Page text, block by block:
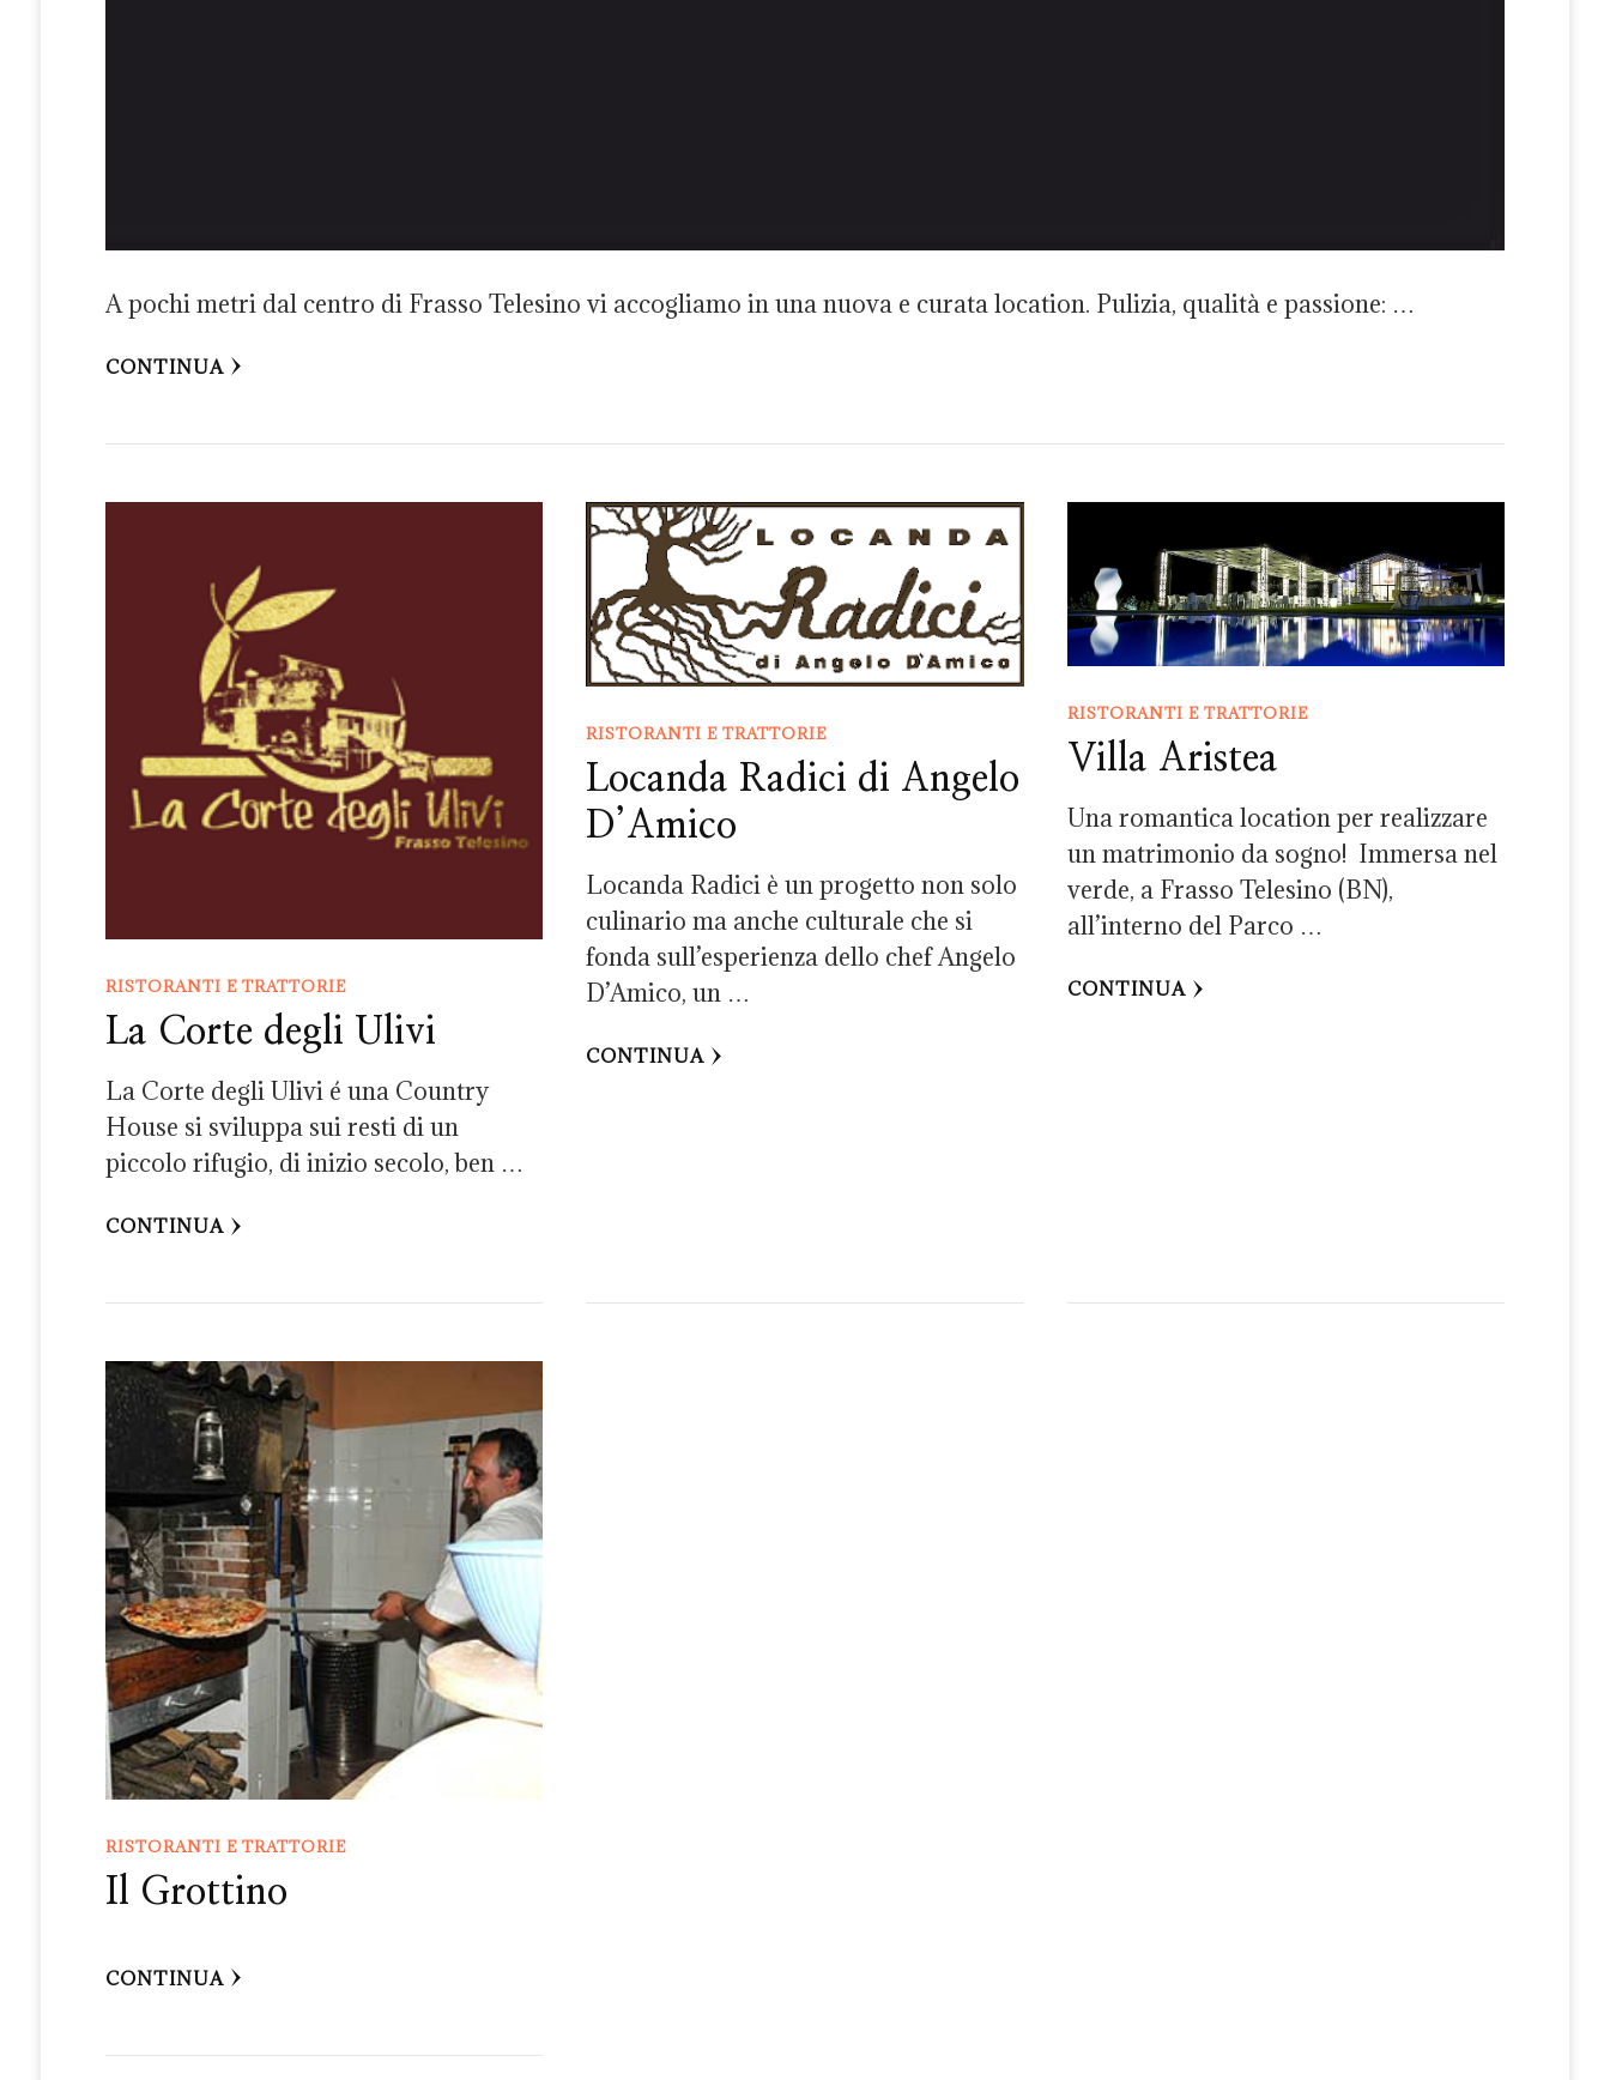
A pochi metri dal centro di Frasso Telesino vi accogliamo in una nuova e curata location. Pulizia, qualità e passione: …
CONTINUA
RISTORANTI E TRATTORIE
La Corte degli Ulivi
La Corte degli Ulivi é una Country
House si sviluppa sui resti di un
piccolo rifugio, di inizio secolo, ben …
CONTINUA
RISTORANTI E TRATTORIE
Locanda Radici di Angelo
D’Amico
Locanda Radici è un progetto non solo
culinario ma anche culturale che si
fonda sull’esperienza dello chef Angelo
D’Amico, un …
CONTINUA
RISTORANTI E TRATTORIE
Villa Aristea
Una romantica location per realizzare
un matrimonio da sogno! ​ Immersa nel
verde, a Frasso Telesino (BN),
all’interno del Parco …
CONTINUA
RISTORANTI E TRATTORIE
Il Grottino
CONTINUA